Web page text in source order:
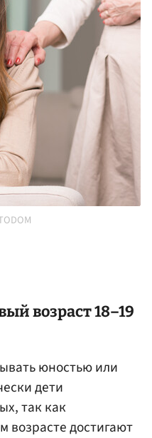
возраст 18–19
юностью или
дети
так как
возрасте достигают